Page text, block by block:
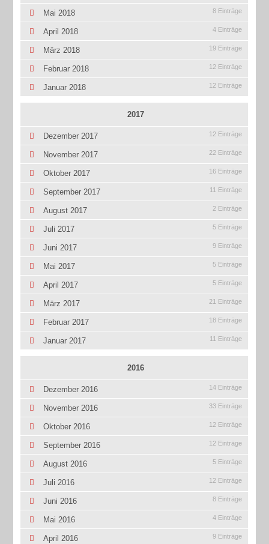
Mai 2018 8 Einträge
April 2018 4 Einträge
März 2018 19 Einträge
Februar 2018 12 Einträge
Januar 2018 12 Einträge
2017
Dezember 2017 12 Einträge
November 2017 22 Einträge
Oktober 2017 16 Einträge
September 2017 11 Einträge
August 2017 2 Einträge
Juli 2017 5 Einträge
Juni 2017 9 Einträge
Mai 2017 5 Einträge
April 2017 5 Einträge
März 2017 21 Einträge
Februar 2017 18 Einträge
Januar 2017 11 Einträge
2016
Dezember 2016 14 Einträge
November 2016 33 Einträge
Oktober 2016 12 Einträge
September 2016 12 Einträge
August 2016 5 Einträge
Juli 2016 12 Einträge
Juni 2016 8 Einträge
Mai 2016 4 Einträge
April 2016 9 Einträge